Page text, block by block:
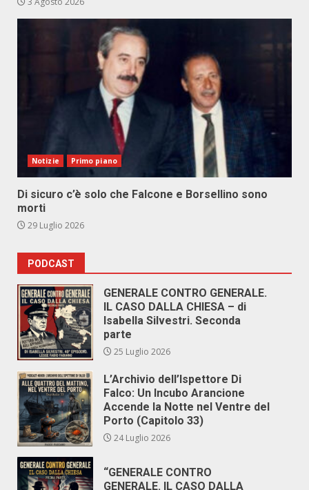
Notizie Primo piano
Di sicuro c’è solo che Falcone e Borsellino sono
morti
29 Luglio 2026
PODCAST
GENERALE CONTRO GENERALE.
IL CASO DALLA CHIESA – di
Isabella Silvestri. Seconda
parte
25 Luglio 2026
L’Archivio dell’Ispettore Di
Falco: Un Incubo Arancione
Accende la Notte nel Ventre del
Porto (Capitolo 33)
24 Luglio 2026
“GENERALE CONTRO
GENERALE. IL CASO DALLA